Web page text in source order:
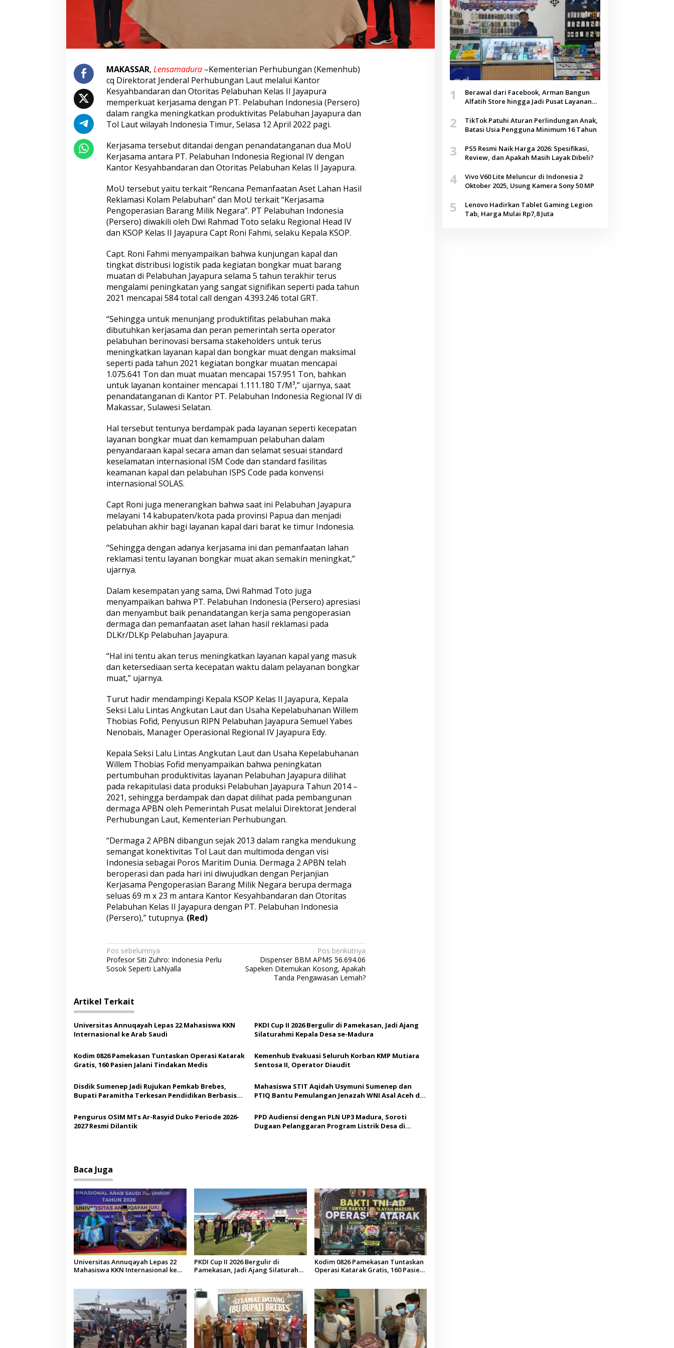
a
d
a
n
o
l
L
u
I
n
o
n
s
i
a
i
m
u
r
,
K
e
n
h
u
b
d
a
n
P
e
n
d
o
T
k
e
M
o
MAKASSAR, Lensamadura –Kementerian Perhubungan (Kemenhub)
cq Direktorat Jenderal Perhubungan Laut melalui Kantor
Kesyahbandaran dan Otoritas Pelabuhan Kelas II Jayapura
memperkuat kerjasama dengan PT. Pelabuhan Indonesia (Persero)
dalam rangka meningkatkan produktivitas Pelabuhan Jayapura dan
Tol Laut wilayah Indonesia Timur, Selasa 12 April 2022 pagi.
Kerjasama tersebut ditandai dengan penandatanganan dua MoU
Kerjasama antara PT. Pelabuhan Indonesia Regional IV dengan
Kantor Kesyahbandaran dan Otoritas Pelabuhan Kelas II Jayapura.
MoU tersebut yaitu terkait “Rencana Pemanfaatan Aset Lahan Hasil
Reklamasi Kolam Pelabuhan” dan MoU terkait “Kerjasama
Pengoperasian Barang Milik Negara”. PT Pelabuhan Indonesia
(Persero) diwakili oleh Dwi Rahmad Toto selaku Regional Head IV
dan KSOP Kelas II Jayapura Capt Roni Fahmi, selaku Kepala KSOP.
Capt. Roni Fahmi menyampaikan bahwa kunjungan kapal dan
tingkat distribusi logistik pada kegiatan bongkar muat barang
muatan di Pelabuhan Jayapura selama 5 tahun terakhir terus
mengalami peningkatan yang sangat signifikan seperti pada tahun
2021 mencapai 584 total call dengan 4.393.246 total GRT.
“Sehingga untuk menunjang produktifitas pelabuhan maka
dibutuhkan kerjasama dan peran pemerintah serta operator
pelabuhan berinovasi bersama stakeholders untuk terus
meningkatkan layanan kapal dan bongkar muat dengan maksimal
seperti pada tahun 2021 kegiatan bongkar muatan mencapai
1.075.641 Ton dan muat muatan mencapai 157.951 Ton, bahkan
untuk layanan kontainer mencapai 1.111.180 T/M³,” ujarnya, saat
penandatanganan di Kantor PT. Pelabuhan Indonesia Regional IV di
Makassar, Sulawesi Selatan.
Hal tersebut tentunya berdampak pada layanan seperti kecepatan
layanan bongkar muat dan kemampuan pelabuhan dalam
penyandaraan kapal secara aman dan selamat sesuai standard
keselamatan internasional ISM Code dan standard fasilitas
keamanan kapal dan pelabuhan ISPS Code pada konvensi
internasional SOLAS.
Capt Roni juga menerangkan bahwa saat ini Pelabuhan Jayapura
melayani 14 kabupaten/kota pada provinsi Papua dan menjadi
pelabuhan akhir bagi layanan kapal dari barat ke timur Indonesia.
“Sehingga dengan adanya kerjasama ini dan pemanfaatan lahan
reklamasi tentu layanan bongkar muat akan semakin meningkat,”
ujarnya.
Dalam kesempatan yang sama, Dwi Rahmad Toto juga
menyampaikan bahwa PT. Pelabuhan Indonesia (Persero) apresiasi
dan menyambut baik penandatangan kerja sama pengoperasian
dermaga dan pemanfaatan aset lahan hasil reklamasi pada
DLKr/DLKp Pelabuhan Jayapura.
“Hal ini tentu akan terus meningkatkan layanan kapal yang masuk
dan ketersediaan serta kecepatan waktu dalam pelayanan bongkar
muat,” ujarnya.
Turut hadir mendampingi Kepala KSOP Kelas II Jayapura, Kepala
Seksi Lalu Lintas Angkutan Laut dan Usaha Kepelabuhanan Willem
Thobias Fofid, Penyusun RIPN Pelabuhan Jayapura Semuel Yabes
Nenobais, Manager Operasional Regional IV Jayapura Edy.
Kepala Seksi Lalu Lintas Angkutan Laut dan Usaha Kepelabuhanan
Willem Thobias Fofid menyampaikan bahwa peningkatan
pertumbuhan produktivitas layanan Pelabuhan Jayapura dilihat
pada rekapitulasi data produksi Pelabuhan Jayapura Tahun 2014 –
2021, sehingga berdampak dan dapat dilihat pada pembangunan
dermaga APBN oleh Pemerintah Pusat melalui Direktorat Jenderal
Perhubungan Laut, Kementerian Perhubungan.
“Dermaga 2 APBN dibangun sejak 2013 dalam rangka mendukung
semangat konektivitas Tol Laut dan multimoda dengan visi
Indonesia sebagai Poros Maritim Dunia. Dermaga 2 APBN telah
beroperasi dan pada hari ini diwujudkan dengan Perjanjian
Kerjasama Pengoperasian Barang Milik Negara berupa dermaga
seluas 69 m x 23 m antara Kantor Kesyahbandaran dan Otoritas
Pelabuhan Kelas II Jayapura dengan PT. Pelabuhan Indonesia
(Persero),” tutupnya. (Red)
N
a
i
g
a
s
i
p
s
Pos sebelumnya
Profesor Siti Zuhro: Indonesia Perlu
Sosok Seperti LaNyalla
Pos berikutnya
Dispenser BBM APMS 56.694.06
Sapeken Ditemukan Kosong, Apakah
Tanda Pengawasan Lemah?
Artikel Terkait
Universitas Annuqayah Lepas 22 Mahasiswa KKN
Internasional ke Arab Saudi
PKDI Cup II 2026 Bergulir di Pamekasan, Jadi Ajang
Silaturahmi Kepala Desa se-Madura
Kodim 0826 Pamekasan Tuntaskan Operasi Katarak
Gratis, 160 Pasien Jalani Tindakan Medis
Kemenhub Evakuasi Seluruh Korban KMP Mutiara
Sentosa II, Operator Diaudit
Disdik Sumenep Jadi Rujukan Pemkab Brebes,
Bupati Paramitha Terkesan Pendidikan Berbasis
Mahasiswa STIT Aqidah Usymuni Sumenep dan
PTIQ Bantu Pemulangan Jenazah WNI Asal Aceh di
Pengurus OSIM MTs Ar-Rasyid Duko Periode 2026-
2027 Resmi Dilantik
PPD Audiensi dengan PLN UP3 Madura, Soroti
Dugaan Pelanggaran Program Listrik Desa di
Baca Juga
Universitas Annuqayah Lepas 22
Mahasiswa KKN Internasional ke
PKDI Cup II 2026 Bergulir di
Pamekasan, Jadi Ajang Silaturahmi
Kodim 0826 Pamekasan Tuntaskan
Operasi Katarak Gratis, 160 Pasien
1
Berawal dari Facebook, Arman Bangun
Alfatih Store hingga Jadi Pusat Layanan
2
TikTok Patuhi Aturan Perlindungan Anak,
Batasi Usia Pengguna Minimum 16 Tahun
3
PS5 Resmi Naik Harga 2026: Spesifikasi,
Review, dan Apakah Masih Layak Dibeli?
4
Vivo V60 Lite Meluncur di Indonesia 2
Oktober 2025, Usung Kamera Sony 50 MP
5
Lenovo Hadirkan Tablet Gaming Legion
Tab, Harga Mulai Rp7,8 Juta